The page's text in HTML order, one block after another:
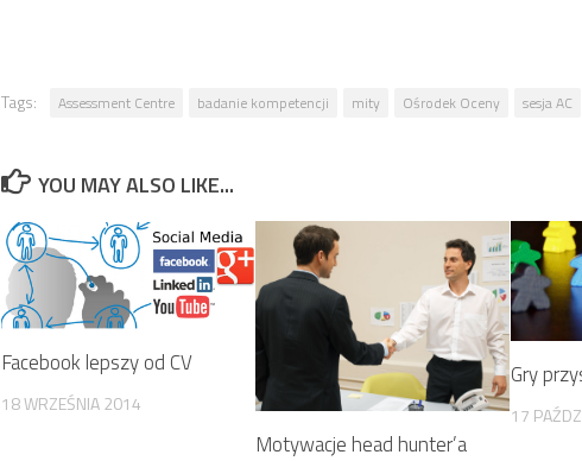
Tags: Assessment Centre badanie kompetencji mity Ośrodek Oceny sesja AC
YOU MAY ALSO LIKE...
Facebook lepszy od CV
18 WRZEŚNIA 2014
Motywacje head hunter’a
Gry
17